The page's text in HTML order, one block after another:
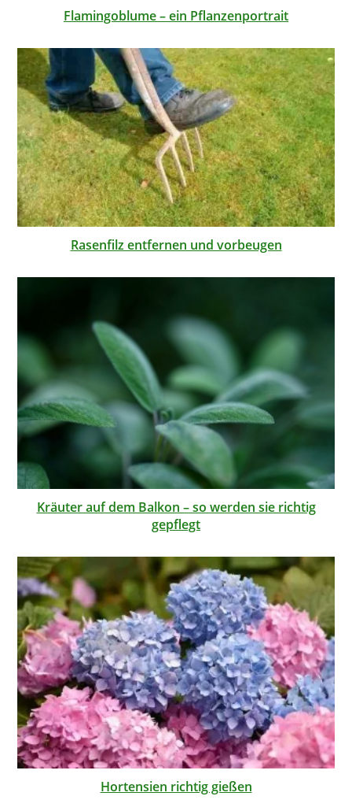
Flamingoblume – ein Pflanzenportrait
Rasenfilz entfernen und vorbeugen
Kräuter auf dem Balkon – so werden sie richtig
gepflegt
Hortensien richtig gießen